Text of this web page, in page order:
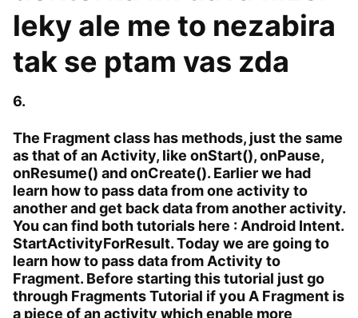
leky ale me to nezabira
tak se ptam vas zda
6.
The Fragment class has methods, just the same
as that of an Activity, like onStart(), onPause,
onResume() and onCreate(). Earlier we had
learn how to pass data from one activity to
another and get back data from another activity.
You can find both tutorials here : Android Intent.
StartActivityForResult. Today we are going to
learn how to pass data from Activity to
Fragment. Before starting this tutorial just go
through Fragments Tutorial if you A Fragment is
a piece of an activity which enable more